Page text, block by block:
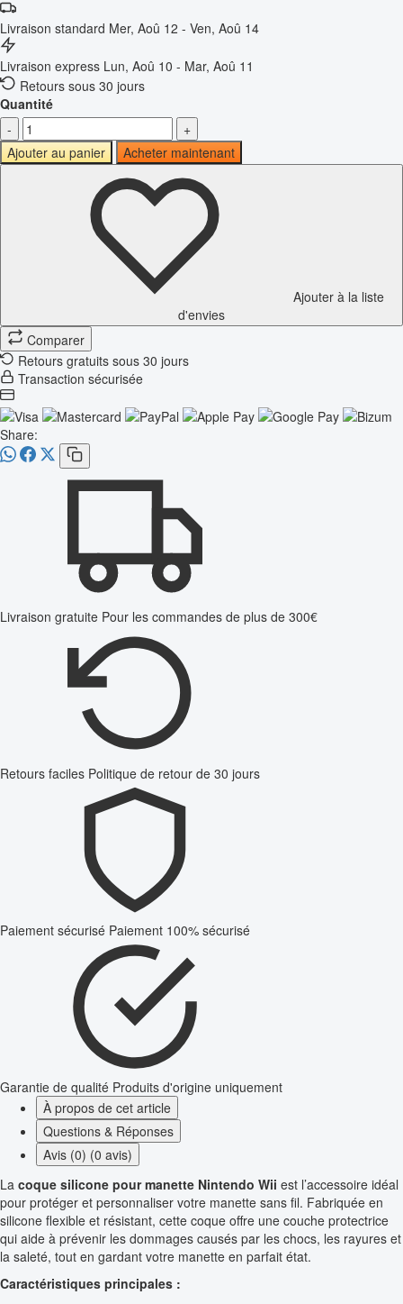
Livraison standard Mer, Aoû 12 - Ven, Aoû 14
Livraison express Lun, Aoû 10 - Mar, Aoû 11
Retours sous 30 jours
Quantité
-
+
Ajouter au panier
Acheter maintenant
Ajouter à la liste
d'envies
Comparer
Retours gratuits sous 30 jours
Transaction sécurisée
Share:
Livraison gratuite Pour les commandes de plus de 300€
Retours faciles Politique de retour de 30 jours
Paiement sécurisé Paiement 100% sécurisé
Garantie de qualité Produits d'origine uniquement
À propos de cet article
Questions & Réponses
Avis (0) (0 avis)
La coque silicone pour manette Nintendo Wii est l’accessoire idéal
pour protéger et personnaliser votre manette sans fil. Fabriquée en
silicone flexible et résistant, cette coque offre une couche protectrice
qui aide à prévenir les dommages causés par les chocs, les rayures et
la saleté, tout en gardant votre manette en parfait état.
Caractéristiques principales :